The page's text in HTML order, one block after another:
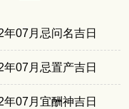
年07月忌问名吉日
年07月忌置产吉日
年07月宜酬神吉日